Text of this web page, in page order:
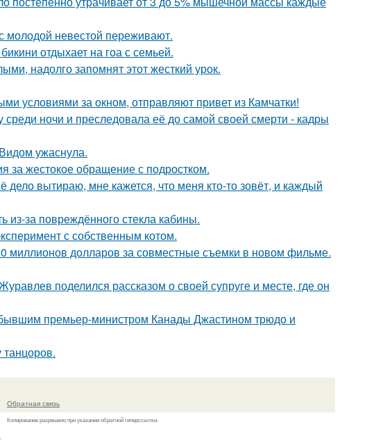
молодой невестой переживают.
отдыхает на гоа с семьей.
надолго запомнят этот жесткий урок.
условиями за окном, отправляют привет из Камчатки!
ночи и преследовала её до самой своей смерти - кадры
ужаснула.
за жестокое обращение с подростком.
вытираю, мне кажется, что меня кто-то зовёт, и каждый
за повреждённого стекла кабины.
с собственным котом.
миллионов долларов за совместные съемки в новом фильме.
поделился рассказом о своей супруге и месте, где он
премьер-министром Канады Джастином трюдо и
Обратная связь
Копирование разрешено при указании обратной гиперссылки.